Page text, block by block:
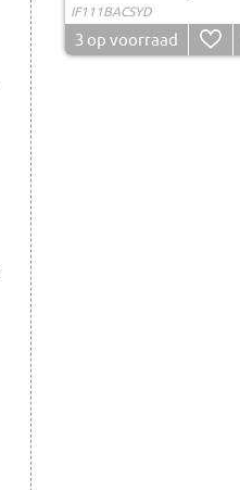
IF111BACSYD
3 op voorraad